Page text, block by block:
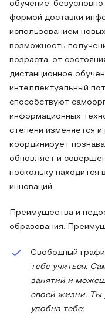
обучение,
формой доставки
использованием
возможность
возраста, от
дистанционное
интеллектуальный
способствуют
информационных
степени изменяется
координирует
обновляет и
поскольку находится
инноваций.
Преимущества и
образования.
Свободный
тебе учиться.
занятий и
своей жизни. Ты
удобна тебе;